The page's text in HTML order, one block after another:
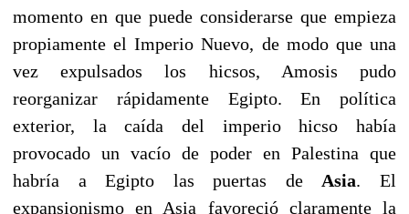
momento en que puede considerarse que empieza
propiamente el Imperio Nuevo, de modo que una
vez expulsados los hicsos, Amosis pudo
reorganizar rápidamente Egipto. En política
exterior, la caída del imperio hicso había
provocado un vacío de poder en Palestina que
habría a Egipto las puertas de Asia. El
expansionismo en Asia favoreció claramente la